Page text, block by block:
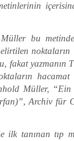
bu
noktaların
fakat yazmanın
Müller,
Archiv für
ilk tanınan tıp